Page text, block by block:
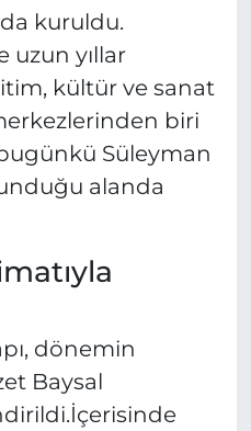
kuruldu.
uzun yıllar
kültür ve sanat
biri
Süleyman
alanda
dönemin
Baysal